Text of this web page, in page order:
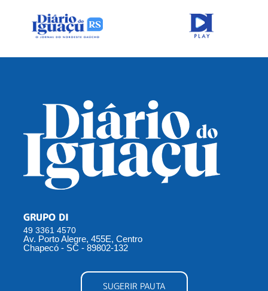
GRUPO DI
49 3361 4570
Av. Porto Alegre, 455E, Centro
Chapecó - SC - 89802-132
SUGERIR PAUTA